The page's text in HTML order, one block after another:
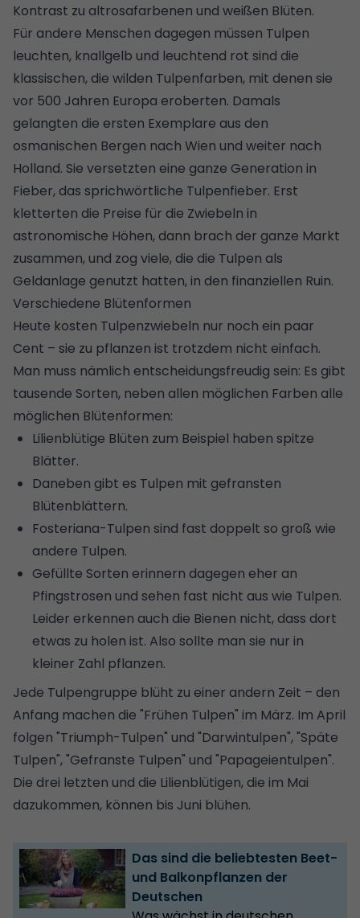
Kontrast zu altrosafarbenen und weißen Blüten.
Für andere Menschen dagegen müssen Tulpen
leuchten, knallgelb und leuchtend rot sind die
klassischen, die wilden Tulpenfarben, mit denen sie
vor 500 Jahren Europa eroberten. Damals
gelangten die ersten Exemplare aus den
osmanischen Bergen nach Wien und weiter nach
Holland. Sie versetzten eine ganze Generation in
Fieber, das sprichwörtliche Tulpenfieber. Erst
kletterten die Preise für die Zwiebeln in
astronomische Höhen, dann brach der ganze Markt
zusammen, und zog viele, die die Tulpen als
Geldanlage genutzt hatten, in den finanziellen Ruin.
Verschiedene Blütenformen
Heute kosten Tulpenzwiebeln nur noch ein paar
Cent – sie zu pflanzen ist trotzdem nicht einfach.
Man muss nämlich entscheidungsfreudig sein: Es gibt
tausende Sorten, neben allen möglichen Farben alle
möglichen Blütenformen:
Lilienblütige Blüten zum Beispiel haben spitze
Blätter.
Daneben gibt es Tulpen mit gefransten
Blütenblättern.
Fosteriana-Tulpen sind fast doppelt so groß wie
andere Tulpen.
Gefüllte Sorten erinnern dagegen eher an
Pfingstrosen und sehen fast nicht aus wie Tulpen.
Leider erkennen auch die Bienen nicht, dass dort
etwas zu holen ist. Also sollte man sie nur in
kleiner Zahl pflanzen.
Jede Tulpengruppe blüht zu einer andern Zeit – den
Anfang machen die "Frühen Tulpen" im März. Im April
folgen "Triumph-Tulpen" und "Darwintulpen", "Späte
Tulpen", "Gefranste Tulpen" und "Papageientulpen".
Die drei letzten und die Lilienblütigen, die im Mai
dazukommen, können bis Juni blühen.
Das sind die beliebtesten Beet-
und Balkonpflanzen der
Deutschen